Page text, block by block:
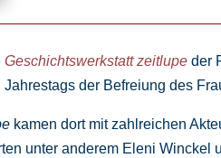
Geschichtswerkstatt zeitlupe der
der Befreiung des
kamen dort mit zahlreichen
unter anderem Eleni Winckel